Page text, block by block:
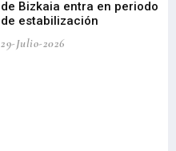
de Bizkaia entra en periodo
de estabilización
29-Julio-2026